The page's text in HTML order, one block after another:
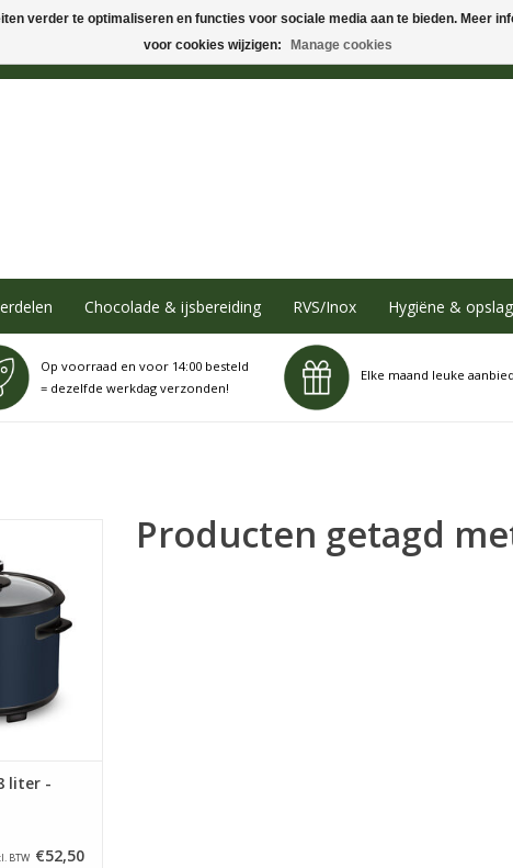
Chocolade & ijsbereiding RVS/Inox Hygiëne & opslag
Op voorraad en voor 14:00 besteld
= dezelfde werkdag verzonden!
Elke maand leuke
liter -
BTW €52,50
Producten getagd
verder te optimaliseren en functies voor sociale media aan te bieden. Meer
voor cookies wijzigen:
Manage cookies